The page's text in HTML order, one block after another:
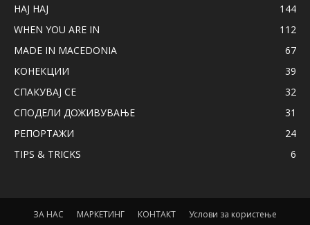
НАЈ НАЈ
144
WHEN YOU ARE IN
112
MADE IN MACEDONIA
67
КОНЕКЦИИ
39
СПАКУВАЈ СЕ
32
СПОДЕЛИ ДОЖИВУВАЊЕ
31
РЕПОРТАЖИ
24
TIPS & TRICKS
6
ЗА НАС МАРКЕТИНГ КОНТАКТ Услови за користење